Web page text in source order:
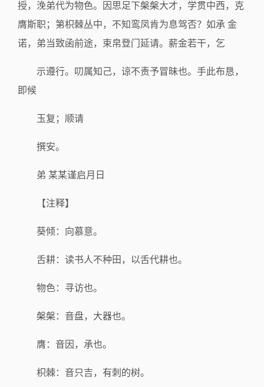
授，浼弟代为物色。因思足下槃槃大才，学贯中西，克
膺斯职；第枳棘丛中，不知鸾凤肯为息驾否？如承 金
诺，弟当致函前途，束帛登门延请。薪金若干，乞
示遵行。叨属知己，谅不责予冒昧也。手此布恳，
即候
玉复；顺请
撰安。
弟 某某谨启月日
【注释】
葵倾：向慕意。
舌耕：读书人不种田，以舌代耕也。
物色：寻访也。
槃槃：音盘，大器也。
膺：音因，承也。
枳棘：音只吉，有刺的树。